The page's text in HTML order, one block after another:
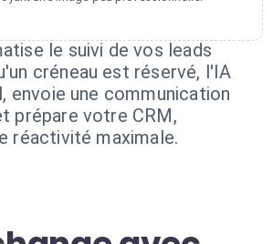
le suivi de vos leads
créneau est réservé, l'IA
envoie une communication
prépare votre CRM,
réactivité maximale.